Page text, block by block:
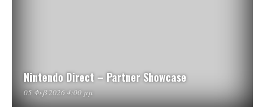
Nintendo Direct – Partner Showcase
05 Φεβ 2026 4:00 μμ